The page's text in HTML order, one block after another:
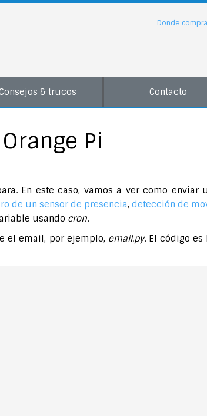
Donde
& trucos Contacto
Pi
En este caso, vamos a ver como enviar
de un sensor de presencia, detección de
usando cron.
el email, por ejemplo, email.py. El código es